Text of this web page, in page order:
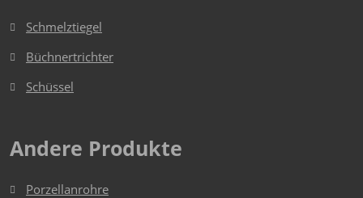
Schmelztiegel
Büchnertrichter
Schüssel
Andere Produkte
Porzellanrohre